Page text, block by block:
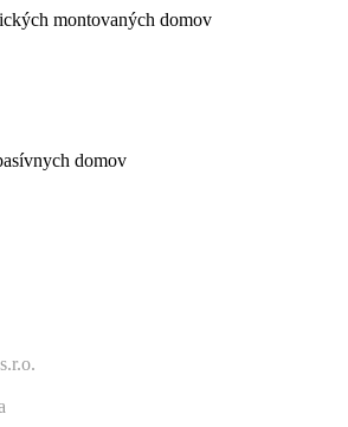
montovaných domov
domov